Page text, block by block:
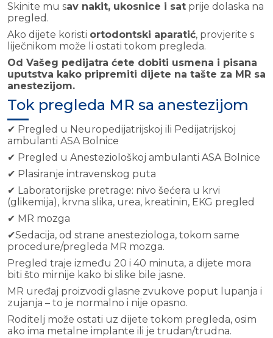
Skinite mu sav nakit, ukosnice i sat prije dolaska na
pregled.
Ako dijete koristi ortodontski aparatić, provjerite s
liječnikom može li ostati tokom pregleda.
Od Vašeg pedijatra ćete dobiti usmena i pisana
uputstva kako pripremiti dijete na tašte za MR sa
anestezijom.
Tok pregleda MR sa anestezijom
✔ Pregled u Neuropedijatrijskoj ili Pedijatrijskoj
ambulanti ASA Bolnice
✔ Pregled u Anesteziološkoj ambulanti ASA Bolnice
✔ Plasiranje intravenskog puta
✔ Laboratorijske pretrage: nivo šećera u krvi
(glikemija), krvna slika, urea, kreatinin, EKG pregled
✔ MR mozga
✔Sedacija, od strane anesteziologa, tokom same
procedure/pregleda MR mozga.
Pregled traje između 20 i 40 minuta, a dijete mora
biti što mirnije kako bi slike bile jasne.
MR uređaj proizvodi glasne zvukove poput lupanja i
zujanja – to je normalno i nije opasno.
Roditelj može ostati uz dijete tokom pregleda, osim
ako ima metalne implante ili je trudan/trudna.